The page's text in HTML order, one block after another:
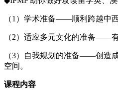
（1）学术准备——顺利跨越中
（2）适应多元文化的准备——
（3）自我规划的准备——创造
空间。
课程内容